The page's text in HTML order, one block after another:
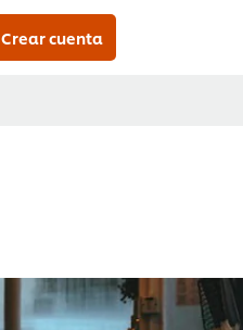
Crear cuenta